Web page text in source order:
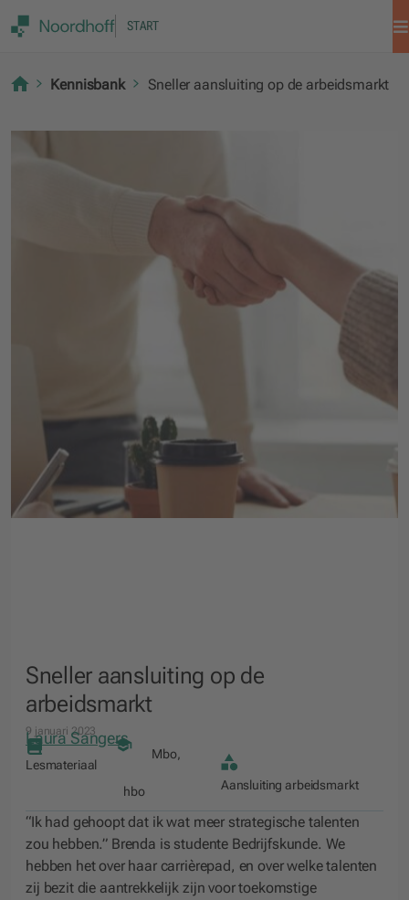
START
Kennisbank Sneller aansluiting op de arbeidsmarkt
Sneller aansluiting op de
arbeidsmarkt
9 januari 2023
Laura Sangers
Lesmateriaal
Mbo,
hbo Aansluiting arbeidsmarkt
“Ik had gehoopt dat ik wat meer strategische talenten
zou hebben.” Brenda is studente Bedrijfskunde. We
hebben het over haar carrièrepad, en over welke talenten
zij bezit die aantrekkelijk zijn voor toekomstige